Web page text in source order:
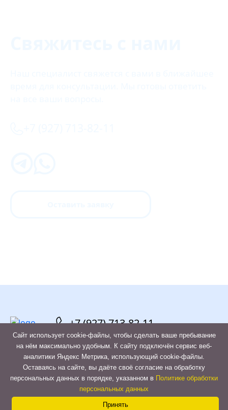
+7 (927) 713-82-11
Политика конфиденциальности
Принять
Сайт использует cookie-файлы, чтобы сделать ваше пребывание
на нём максимально удобным. К cайту подключён сервис веб-
аналитики Яндекс Метрика, использующий cookie-файлы.
Оставаясь на сайте, вы даёте своё согласие на обработку
персональных данных в порядке, указанном в Политике обработки
персональных данных
Contact